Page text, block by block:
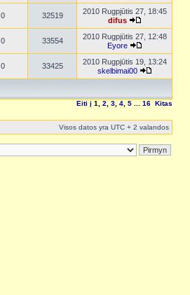
0 32519
2010 Rugpjūtis 27, 18:45
difus
0 33554
2010 Rugpjūtis 27, 12:48
Eyore
0 33425
2010 Rugpjūtis 19, 13:24
skelbimai00
Eiti į 1 2 3 4 5 16 Kitas
Visos datos yra UTC + 2 valandos